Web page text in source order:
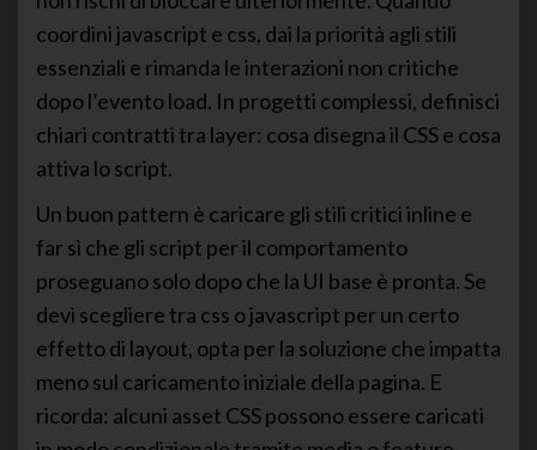
coordini javascript e css, dai la priorità agli stili
essenziali e rimanda le interazioni non critiche
dopo l’evento load. In progetti complessi, definisci
chiari contratti tra layer: cosa disegna il CSS e cosa
attiva lo script.
Un buon pattern è caricare gli stili critici inline e
far sì che gli script per il comportamento
proseguano solo dopo che la UI base è pronta. Se
devi scegliere tra css o javascript per un certo
effetto di layout, opta per la soluzione che impatta
meno sul caricamento iniziale della pagina. E
ricorda: alcuni asset CSS possono essere caricati